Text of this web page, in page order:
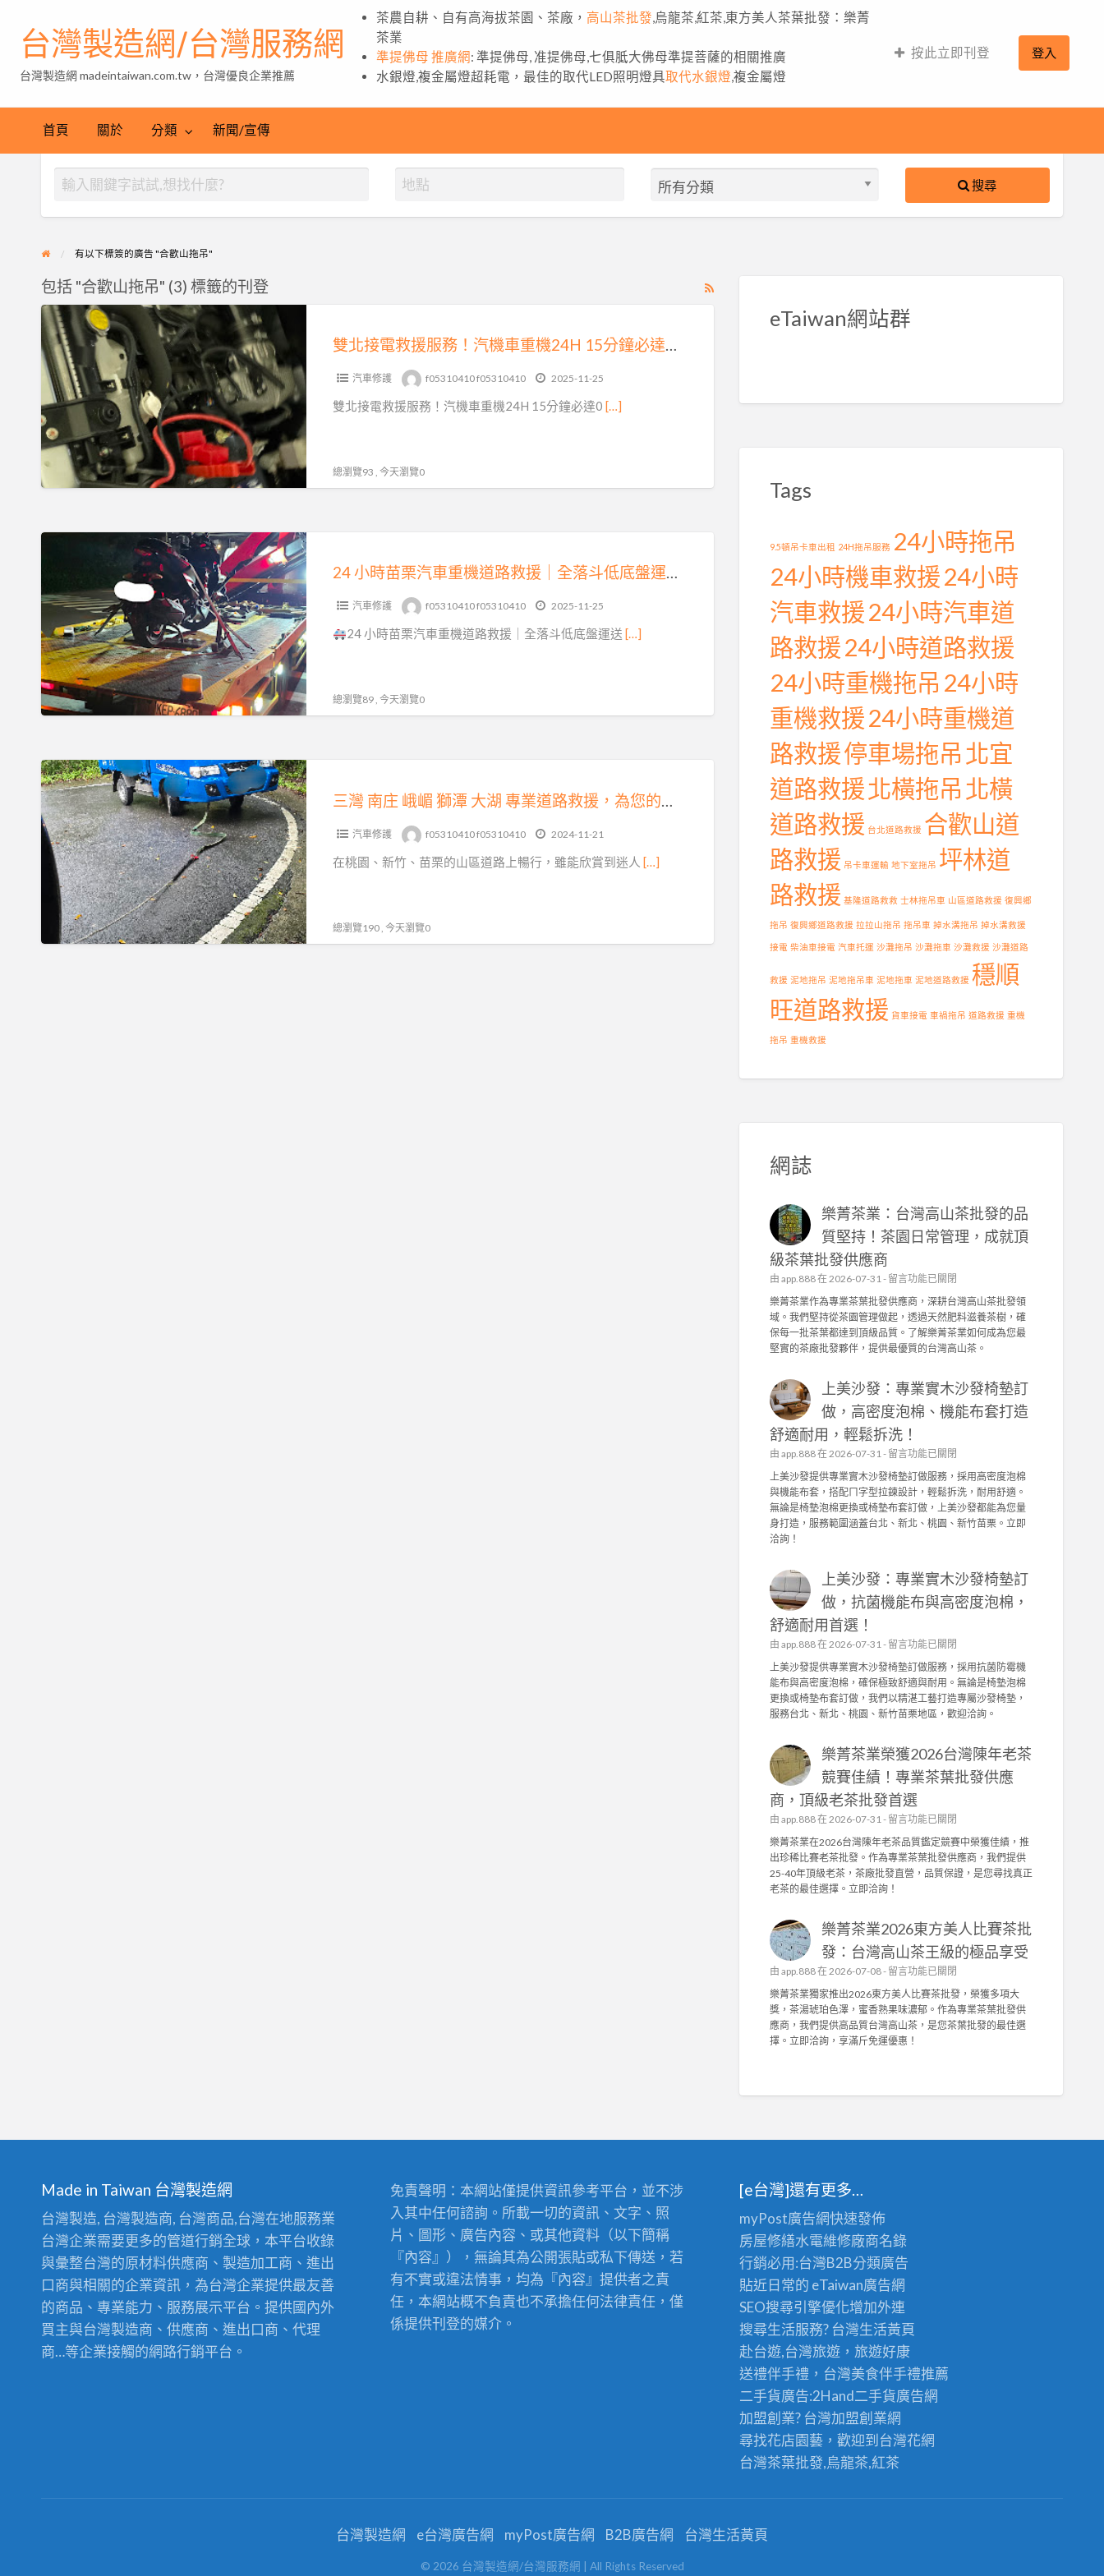
台灣製造網/台灣服務網
台灣製造網 madeintaiwan.com.tw，台灣優良企業推薦
茶農自耕、自有高海拔茶園、茶廠， 高山茶批發 ,烏龍茶,紅茶,東方美人茶葉批發：樂菁
茶業
準提佛母 推廣網: 準提佛母, 准提佛母,七俱胝大佛母準提菩薩的相關推廣
水銀燈,複金屬燈超耗電，最佳的取代LED照明燈具取代水銀燈 ,複金屬燈
按此立即刊登 登入
首頁 關於 分類 新聞/宣傳
搜尋
有以下標簽的廣告 "合歡山拖吊"
RSS
吊
包括 "合歡山拖吊" (3) 標籤的刊登
雙
北
接
電
救
援
服
務！
汽
車
24H
15
分
鐘
必
達
雙北接電救援服務！汽機車重機24H 15分鐘必達0913177311
汽車修護 f05310410 f05310410 2025-11-25
雙北接電救援服務！汽機車重機24H 15分鐘必達0 […]
總瀏覽93 , 今天瀏覽0
時
苗
栗
汽
車
重
機
路
救
援
｜
全
底
24 小時苗栗汽車重機道路救援｜全落斗低底盤運送，15 分鐘火速到場！
汽車修護 f05310410 f05310410 2025-11-25
24 小時苗栗汽車重機道路救援｜全落斗低底盤運送 […]
總瀏覽89 , 今天瀏覽0
三
灣
南
庄
峨
大
汽車修護 f05310410 f05310410 2024-11-21
在桃園、新竹、苗栗的山區道路上暢行，雖能欣賞到迷人 […]
總瀏覽190 , 今天瀏覽0
eTaiwan網站群
Tags
9.5頓吊卡車出租 24H拖吊服務 24小時拖吊
24小時機車救援24小時
汽車救援24小時汽車道
路救援24小時道路救援
24小時重機拖吊 24小時
重機救援24小時重機道
路救援停車場拖吊 北宜
道路救援北橫拖吊 北橫
道路救援 台北道路救援 合歡山道
路救援 吊卡車運輸 地下室拖吊 坪林道
路救援 基隆道路救救 士林拖吊車 山區道路救援 復興鄉
拖吊 復興鄉道路救援 拉拉山拖吊 拖吊車 掉水溝拖吊 掉水溝救援
接電 柴油車接電 汽車托運 沙灘拖吊 沙灘拖車 沙灘救援 沙灘道路
救援 泥地拖吊 泥地拖吊車 泥地拖車 泥地道路救援 穩順
旺道路救援 貨車接電 車禍拖吊 道路救援 重機
拖吊 重機救援
網誌
樂菁茶業：台灣高山茶批發的品
質堅持！茶園日常管理，成就頂
級茶葉批發供應商
由 app.888在 2026-07-31 - 在
〈
樂
菁
茶
業
台
灣
高
山
茶
發
的
品
質
！
園
常
管
理
，
成
就
級
茶
葉
批
發
供
應
商
〉
中
留言功能已關閉
樂菁茶業作為專業茶葉批發供應商，深耕台灣高山茶批發領
域。我們堅持從茶園管理做起，透過天然肥料滋養茶樹，確
保每一批茶葉都達到頂級品質。了解樂菁茶業如何成為您最
堅實的茶廠批發夥伴，提供最優質的台灣高山茶。
上美沙發：專業實木沙發椅墊訂
做，高密度泡棉、機能布套打造
舒適耐用，輕鬆拆洗！
由 app.888在 2026-07-31 - 在
〈
上
美
沙
發
業
實
木
發
墊
訂
做
，
密
度
泡
棉
、
機
能
布
套
打
舒
適
耐
用
輕
鬆
拆
洗
中
留言功能已關閉
上美沙發提供專業實木沙發椅墊訂做服務，採用高密度泡棉
與機能布套，搭配ㄇ字型拉鍊設計，輕鬆拆洗，耐用舒適。
無論是椅墊泡棉更換或椅墊布套訂做，上美沙發都能為您量
身打造，服務範圍涵蓋台北、新北、桃園、新竹苗栗。立即
洽詢！
上美沙發：專業實木沙發椅墊訂
做，抗菌機能布與高密度泡棉，
舒適耐用首選！
由 app.888在 2026-07-31 - 在
〈
上
美
沙
發
專
業
實
木
沙
椅
墊
訂
做
抗
機
能
布
與
高
密
度
，
耐
中
留言功能已關閉
上美沙發提供專業實木沙發椅墊訂做服務，採用抗菌防霉機
能布與高密度泡棉，確保極致舒適與耐用。無論是椅墊泡棉
更換或椅墊布套訂做，我們以精湛工藝打造專屬沙發椅墊，
服務台北、新北、桃園、新竹苗栗地區，歡迎洽詢。
樂菁茶業榮獲2026台灣陳年老茶
競賽佳績！專業茶葉批發供應
商，頂級老茶批發首選
由 app.888在 2026-07-31 - 在
〈
樂
菁
茶
業
獲
2
0
2
6
台
灣
陳
競
批
發
供
應
商
，
頂
級
老
茶
批
發
首
選
〉
留言功能已關閉
樂菁茶業在2026台灣陳年老茶品質鑑定競賽中榮獲佳績，推
出珍稀比賽老茶批發。作為專業茶葉批發供應商，我們提供
25-40年頂級老茶，茶廠批發直營，品質保證，是您尋找真正
老茶的最佳選擇。立即洽詢！
樂菁茶業2026東方美人比賽茶批
發：台灣高山茶王級的極品享受
由 app.888在 2026-07-08 - 在
〈
樂
菁
茶
業
2
方
批
發
：
台
灣
高
山
茶
王
級
的
品
享
受
〉
留言功能已關閉
樂菁茶業獨家推出2026東方美人比賽茶批發，榮獲多項大
獎，茶湯琥珀色澤，蜜香熟果味濃郁。作為專業茶葉批發供
應商，我們提供高品質台灣高山茶，是您茶葉批發的最佳選
擇。立即洽詢，享滿斤免運優惠！
Made in Taiwan 台灣製造網
台灣製造, 台灣製造商, 台灣商品,台灣在地服務業
台灣企業需要更多的管道行銷全球，本平台收錄
與彙整台灣的原材料供應商、製造加工商、進出
口商與相關的企業資訊，為台灣企業提供最友善
的商品、專業能力、服務展示平台。提供國內外
買主與台灣製造商、供應商、進出口商、代理
商…等企業接觸的網路行銷平台。
免責聲明：本網站僅提供資訊參考平台，並不涉
入其中任何諮詢。所載一切的資訊、文字、照
片、圖形、廣告內容、或其他資料（以下簡稱
『內容』），無論其為公開張貼或私下傳送，若
有不實或違法情事，均為『內容』提供者之責
任，本網站概不負責也不承擔任何法律責任，僅
係提供刊登的媒介。
[e台灣]還有更多…
myPost廣告網快速發佈
房屋修繕水電維修廠商名錄
行銷必用:台灣B2B分類廣告
貼近日常的 eTaiwan廣告網
SEO搜尋引擎優化增加外連
搜尋生活服務? 台灣生活黃頁
赴台遊,台灣旅遊 ，旅遊好康
送禮伴手禮，台灣美食伴手禮推薦
二手貨廣告:2Hand二手貨廣告網
加盟創業? 台灣加盟創業網
尋找花店園藝，歡迎到 台灣花網
台灣茶葉批發,烏龍茶,紅茶
台灣製造網 e台灣廣告網 myPost廣告網 B2B廣告網 台灣生活黃頁
© 2026 台灣製造網/台灣服務網 | All Rights Reserved